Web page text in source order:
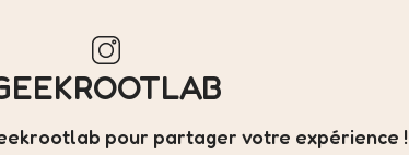
pour partager votre expérience !